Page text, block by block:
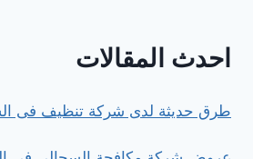
احدث المقالات
طرق حديثة لدى شركة تنظيف فى